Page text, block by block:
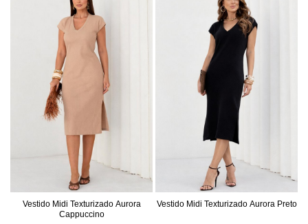
Vestido Midi Texturizado Aurora
Cappuccino
Vestido Midi Texturizado Aurora Preto